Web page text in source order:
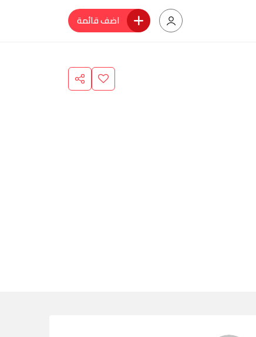
اضف قائمة